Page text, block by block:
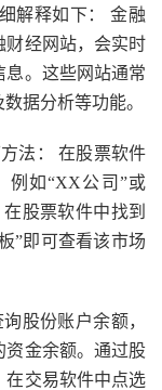
解释如下： 金融
财经网站，会实时
息。这些网站通常
据分析等功能。
法： 在股票软件
例如“XX公司”或
股票软件中找到
”即可查看该市场
股份账户余额，
资金余额。通过股
在交易软件中点选